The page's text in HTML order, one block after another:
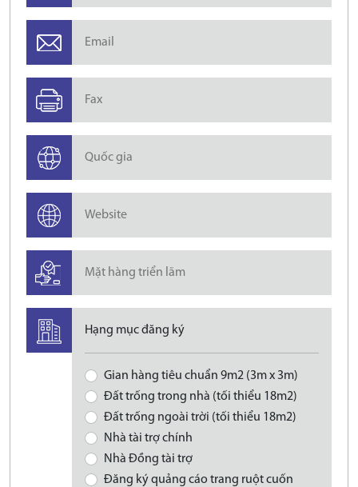
Hạng mục đăng ký
Gian hàng tiêu chuẩn 9m2 (3m x 3m)
Đất trống trong nhà (tối thiểu 18m2)
Đất trống ngoài trời (tối thiểu 18m2)
Nhà tài trợ chính
Nhà Đồng tài trợ
Đăng ký quảng cáo trang ruột cuốn